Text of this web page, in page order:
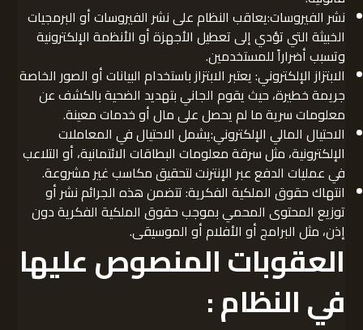
نشر الفيروسات:يعاقب النظام على نشر الفيروسات أو البرمجيات
الخبيثة التي تؤدي إلى تعطيل الأجهزة أو الأنظمة الإلكترونية
وتسبب أضراراً للمستخدمين.
الابتزاز الإلكتروني: يعتبر الابتزاز باستخدام البيانات أو الصور الخاصة
جريمة خطيرة، حيث يقوم الجاني بتهديد الضحية بالكشف عن
معلومات سرية ما لم يحصل على مال أو خدمات معينة.
الاحتيال المالي الإلكتروني:يشمل الاحتيال في المعاملات
الإلكترونية، مثل سرقة معلومات البطاقات الائتمانية، أو التلاعب
في عمليات الدفع عبر الإنترنت لتحقيق مكاسب غير مشروعة.
انتهاك حقوق الملكية الفكرية: تتضمن هذه الجرائم نشر أو
توزيع المحتوى المحمي بموجب حقوق الملكية الفكرية دون
إذن، مثل البرامج أو الأفلام أو الموسيقى.
العقوبات المنصوص عليها
في النظام :